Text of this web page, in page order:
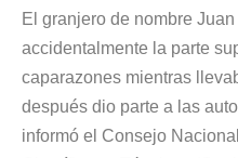
El granjero de nombre
accidentalmente la parte
caparazones mientras
después dio parte a las
informó el Consejo